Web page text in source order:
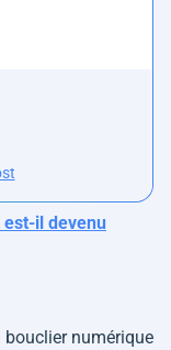
est-il devenu
bouclier numérique